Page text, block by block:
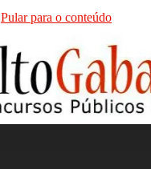
Pular para o conteúdo